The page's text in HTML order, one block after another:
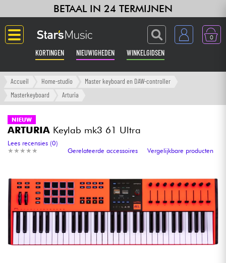
BETAAL IN 24 TERMIJNEN
0
KORTINGEN NIEUWIGHEDEN WINKELGIDSEN
Langue
Versterker & Effecten
Toetsenbord & Piano
Synths & samplers
Home-studio
Hoofdtelefoon
Accueil Home-studio
Master keyboard en DAW-controller
Masterkeyboard
Arturia
NIEUW
ARTURIA Keylab mk3 61 Ultra
★ ★ ★ ★ ★
★ ★ ★ ★ ★
Lees recensies (0)
Gerelateerde accessoires
Vergelijkbare producten